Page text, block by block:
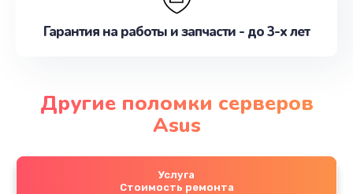
Гарантия на работы и запчасти - до 3-х лет
Другие поломки серверов
Asus
Услуга
Стоимость ремонта